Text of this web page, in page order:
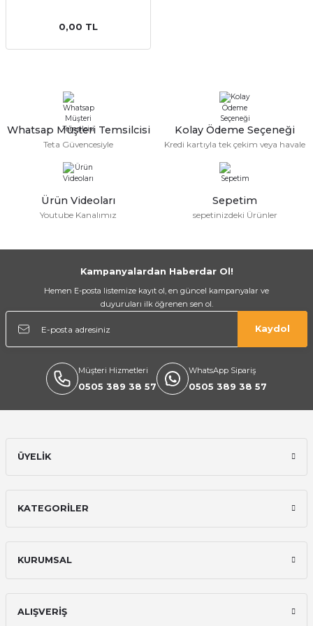
0,00 TL
Whatsap Müşteri Temsilcisi
Teta Güvencesiyle
Kolay Ödeme Seçeneği
Kredi kartıyla tek çekim veya havale
Ürün Videoları
Youtube Kanalımız
Sepetim
sepetinizdeki Ürünler
Kampanyalardan Haberdar Ol!
Hemen E-posta listemize kayıt ol, en güncel kampanyalar ve
duyuruları ilk öğrenen sen ol.
Kaydol
Müşteri Hizmetleri
0505 389 38 57
WhatsApp Sipariş
0505 389 38 57
ÜYELİK
KATEGORİLER
KURUMSAL
ALIŞVERİŞ